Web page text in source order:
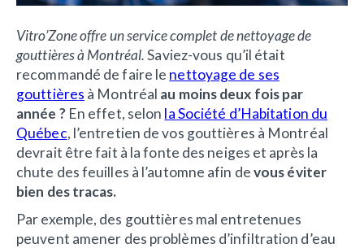
Vitro’Zone offre un service complet de nettoyage de
gouttières à Montréal.Saviez-vous qu’il était
recommandé de faire le nettoyage de ses
gouttières à Montréal au moins deux fois par
année ? En effet, selon la Société d’Habitation du
Québec, l’entretien de vos gouttières à Montréal
devrait être fait à la fonte des neiges et après la
chute des feuilles à l’automne afin devous éviter
bien des tracas.
Par exemple, des gouttières mal entretenues
peuvent amener des problèmes d’infiltration d’eau